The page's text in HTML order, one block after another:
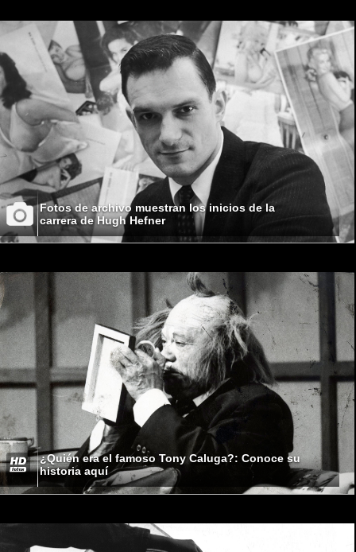
Fotos de archivo muestran los inicios de la
carrera de Hugh Hefner
¿Quién era el famoso Tony Caluga?: Conoce su
historia aquí